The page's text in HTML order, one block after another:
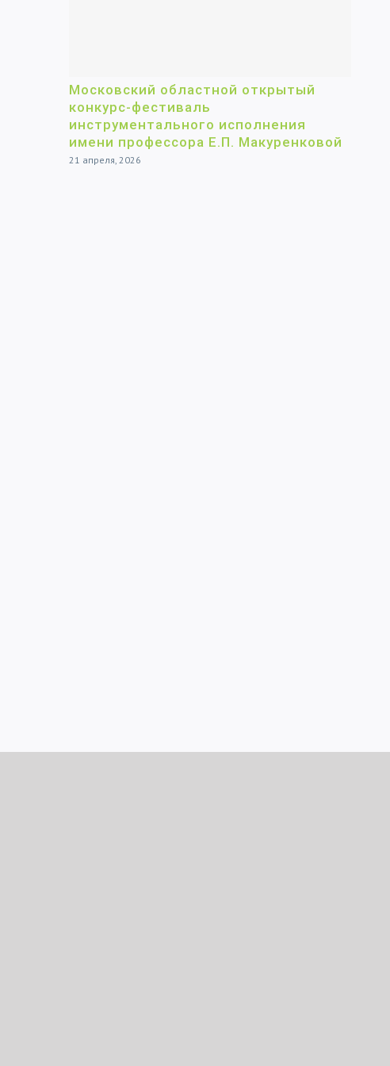
Московский областной открытый
конкурс-фестиваль
инструментального исполнения
имени профессора Е.П. Макуренковой
21 апреля, 2026